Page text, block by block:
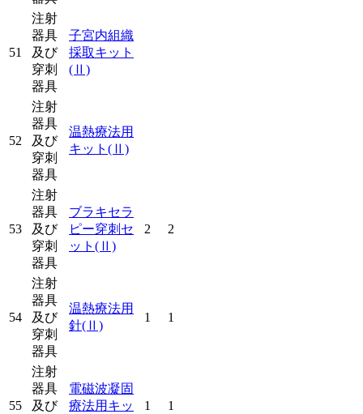
51
注射
器具
及び
穿刺
器具
子宮内組織
採取キット
(Ⅱ)
52
注射
器具
及び
穿刺
器具
温熱療法用
キット (Ⅱ)
53
注射
器具
及び
穿刺
器具
ブラキセラ
ピー穿刺セ
ット (Ⅱ)
2 2
54
注射
器具
及び
穿刺
器具
温熱療法用
針(Ⅱ)
1 1
55
注射
器具
及び
電磁波凝固
療法用キッ
1 1